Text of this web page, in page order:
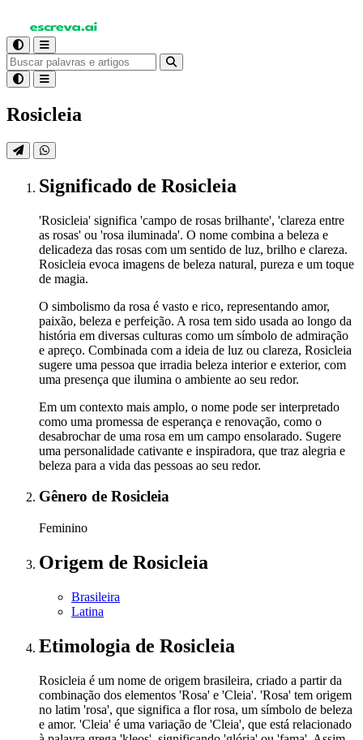
Rosicleia
Significado de Rosicleia
'Rosicleia' significa 'campo de rosas brilhante', 'clareza entre
as rosas' ou 'rosa iluminada'. O nome combina a beleza e
delicadeza das rosas com um sentido de luz, brilho e clareza.
Rosicleia evoca imagens de beleza natural, pureza e um toque
de magia.
O simbolismo da rosa é vasto e rico, representando amor,
paixão, beleza e perfeição. A rosa tem sido usada ao longo da
história em diversas culturas como um símbolo de admiração
e apreço. Combinada com a ideia de luz ou clareza, Rosicleia
sugere uma pessoa que irradia beleza interior e exterior, com
uma presença que ilumina o ambiente ao seu redor.
Em um contexto mais amplo, o nome pode ser interpretado
como uma promessa de esperança e renovação, como o
desabrochar de uma rosa em um campo ensolarado. Sugere
uma personalidade cativante e inspiradora, que traz alegria e
beleza para a vida das pessoas ao seu redor.
Gênero de Rosicleia
Feminino
Origem de Rosicleia
Brasileira
Latina
Etimologia de Rosicleia
Rosicleia é um nome de origem brasileira, criado a partir da
combinação dos elementos 'Rosa' e 'Cleia'. 'Rosa' tem origem
no latim 'rosa', que significa a flor rosa, um símbolo de beleza
e amor. 'Cleia' é uma variação de 'Cleia', que está relacionado